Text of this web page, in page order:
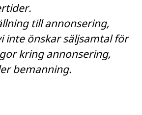
till annonsering,
inte önskar säljsamtal för
kring annonsering,
bemanning.